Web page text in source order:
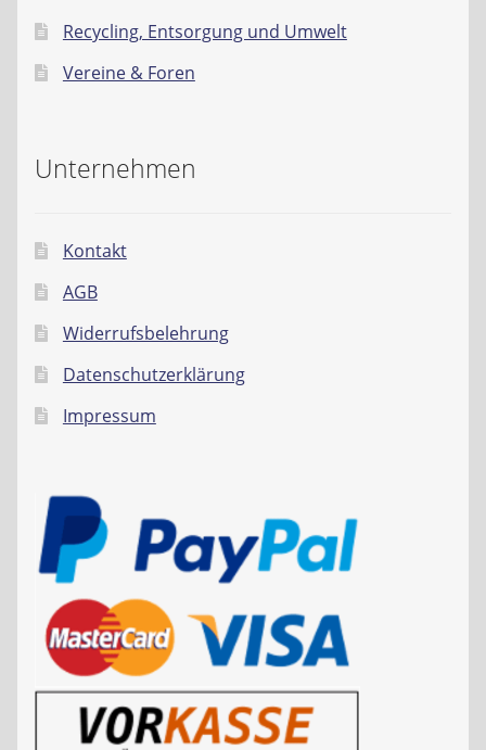
Recycling, Entsorgung und Umwelt
Vereine & Foren
Unternehmen
Kontakt
AGB
Widerrufsbelehrung
Datenschutzerklärung
Impressum